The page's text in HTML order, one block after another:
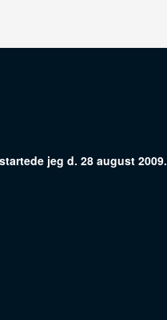
jeg d. 28 august 2009.